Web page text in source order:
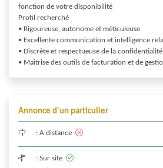
fonction de votre disponibilité
Profil recherché
• Rigoureuse, autonome et méticuleuse
• Excellente communication et intelligence
• Discrète et respectueuse de la confidentialité
• Maîtrise des outils de facturation et de
Annonce d'un particulier
: A distance
: Sur site